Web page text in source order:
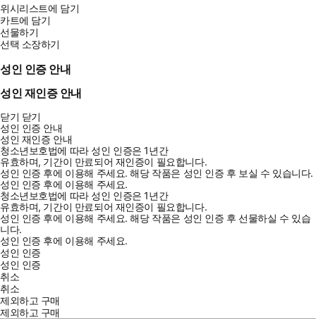
위시리스트에 담기
카트에 담기
선물하기
선택 소장하기
성인 인증 안내
성인 재인증 안내
닫기 닫기
성인 인증 안내
성인 재인증 안내
청소년보호법에 따라 성인 인증은 1년간
유효하며, 기간이 만료되어 재인증이 필요합니다.
성인 인증 후에 이용해 주세요.해당 작품은 성인 인증 후 보실 수 있습니다.
성인 인증 후에 이용해 주세요.
청소년보호법에 따라 성인 인증은 1년간
유효하며, 기간이 만료되어 재인증이 필요합니다.
성인 인증 후에 이용해 주세요.해당 작품은 성인 인증 후 선물하실 수 있습
니다.
성인 인증 후에 이용해 주세요.
성인 인증
성인 인증
취소
취소
제외하고 구매
제외하고 구매